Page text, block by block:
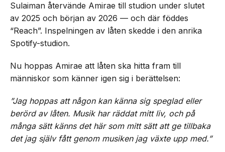
Sulaiman återvände Amirae till studion under slutet
av 2025 och början av 2026 — och där föddes
“Reach”. Inspelningen av låten skedde i den anrika
Spotify-studion.
Nu hoppas Amirae att låten ska hitta fram till
människor som känner igen sig i berättelsen:
”Jag hoppas att någon kan känna sig speglad eller
berörd av låten. Musik har räddat mitt liv, och på
många sätt känns det här som mitt sätt att ge tillbaka
det jag själv fått genom musiken jag växte upp med.”